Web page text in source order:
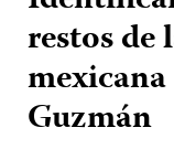
restos
Guzmán